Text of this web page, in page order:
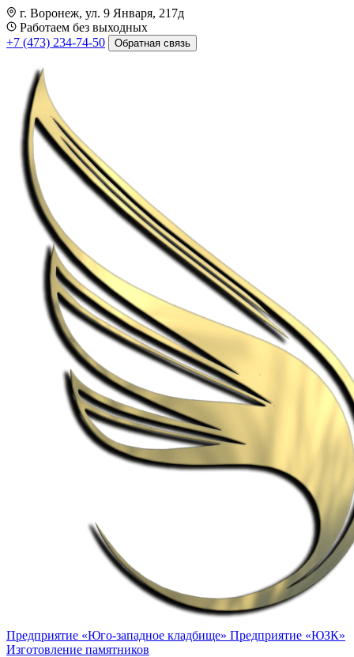
г. Воронеж, ул. 9 Января, 217д
Работаем без выходных
+7 (473) 234-74-50
Обратная связь
Предприятие «Юго-западное кладбище» Предприятие «ЮЗК»
Изготовление памятников